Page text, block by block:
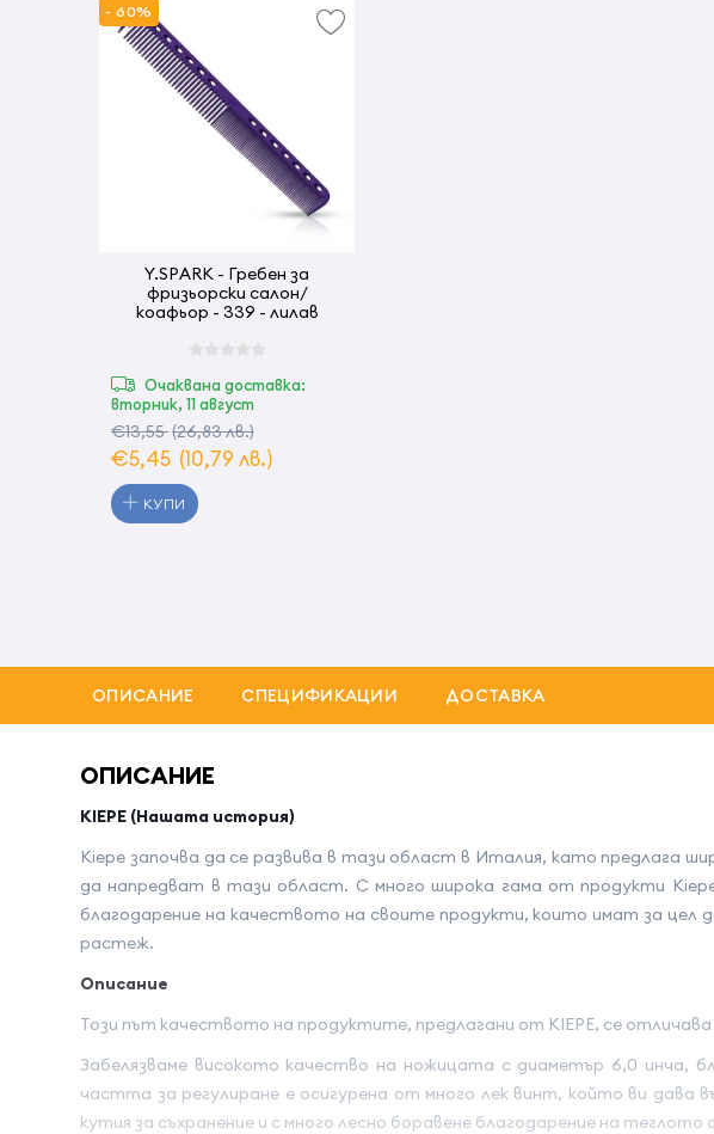
- 60%
Y.SPARK - Гребен за
фризьорски салон/
коафьор - 339 - лилав
Очаквана доставка:
вторник, 11 август
€13,55(26,83 лв.)
€5,45 (10,79 лв.)
КУПИ
ОПИСАНИЕ СПЕЦИФИКАЦИИ ДОСТАВКА
ОПИСАНИЕ
KIEPE (Нашата история)
Kiepe започва да се развива в тази област в Италия, като предлага
да напредват в тази област. С много широка гама от продукти
благодарение на качеството на своите продукти, които имат за
растеж.
Описание
Този път качеството на продуктите, предлагани от KIEPE, се
Забелязваме високото качество на ножицата с диаметър 6,0 инча,
частта за регулиране е осигурена от много лек винт, който ви дава
кутия за съхранение и с много лесно боравене благодарение на